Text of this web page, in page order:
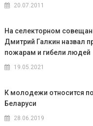
20.07.2011
На селекторном
Дмитрий Галкин назвал
пожарам и гибели людей
19.05.2021
К молодежи относится
Беларуси
28.06.2019